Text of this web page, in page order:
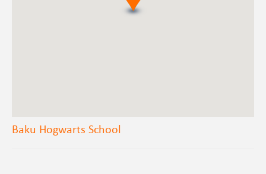
Baku Hogwarts School